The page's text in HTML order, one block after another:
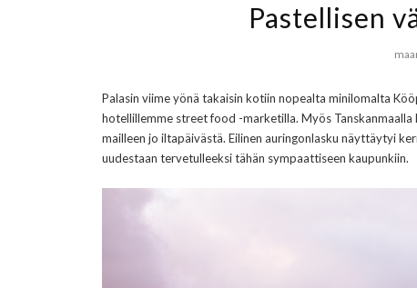
Pastellisen
Palasin viime yönä takaisin kotiin nopealta minilomalta
hotellillemme street food -marketilla. Myös
mailleen jo iltapäivästä. Eilinen auringonlasku näyttäytyi
uudestaan tervetulleeksi tähän sympaattiseen kaupunkiin.